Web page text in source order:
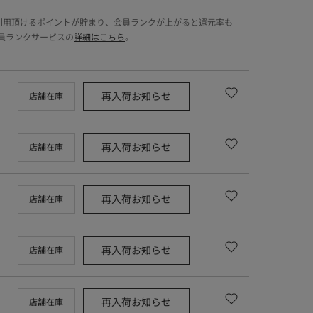
頂けるポイントが貯まり、会員ランクが上がると還元率も
ランクサービスの詳細はこちら。
店舗在庫 再入荷お知らせ
店舗在庫 再入荷お知らせ
店舗在庫 再入荷お知らせ
店舗在庫 再入荷お知らせ
店舗在庫 再入荷お知らせ